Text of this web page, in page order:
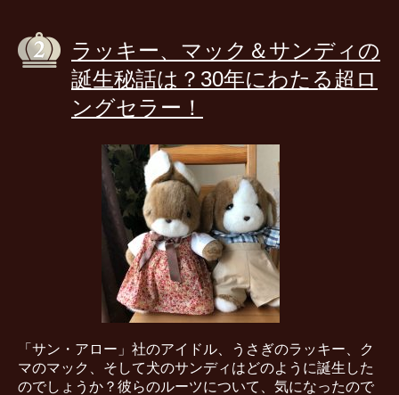
ラッキー、マック＆サンディの
誕生秘話は？30年にわたる超ロ
ングセラー！
「サン・アロー」社のアイドル、うさぎのラッキー、ク
マのマック、そして犬のサンディはどのように誕生した
のでしょうか？彼らのルーツについて、気になったので